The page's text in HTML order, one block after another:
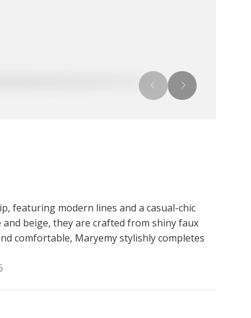
featuring modern lines and a casual-chic
beige, they are crafted from shiny faux
comfortable, Maryemy stylishly completes